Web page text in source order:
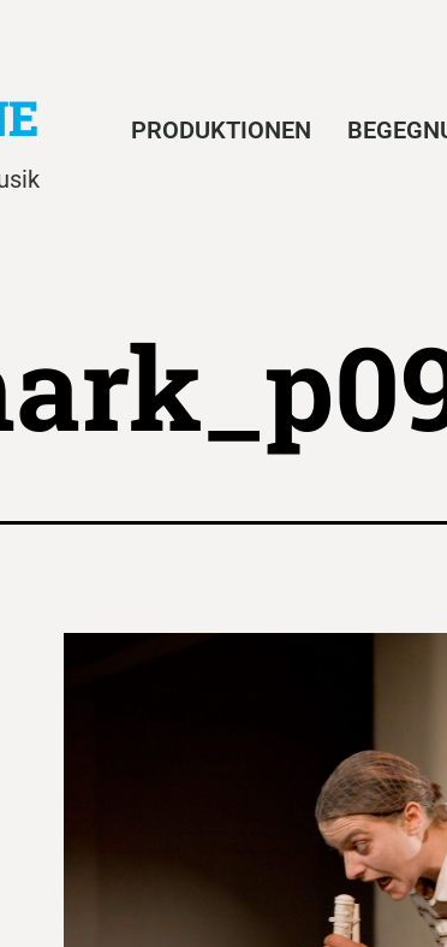
PRODUKTIONEN